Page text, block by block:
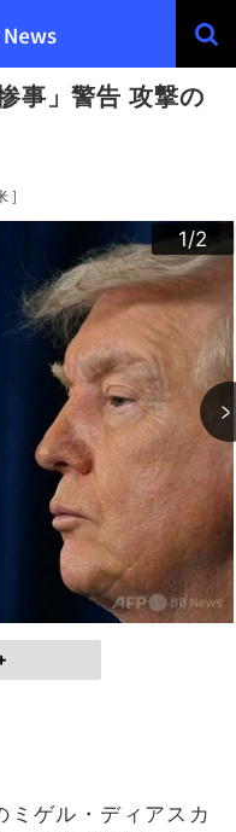
事」警告 攻撃の
]
1/2
2/2
ミゲル・ディアスカ